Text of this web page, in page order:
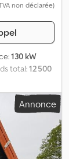
non déclarée)
130 kW
total:12 500
ABS,
élévateur,
d'entretien
trilatérale
de force
Annonce